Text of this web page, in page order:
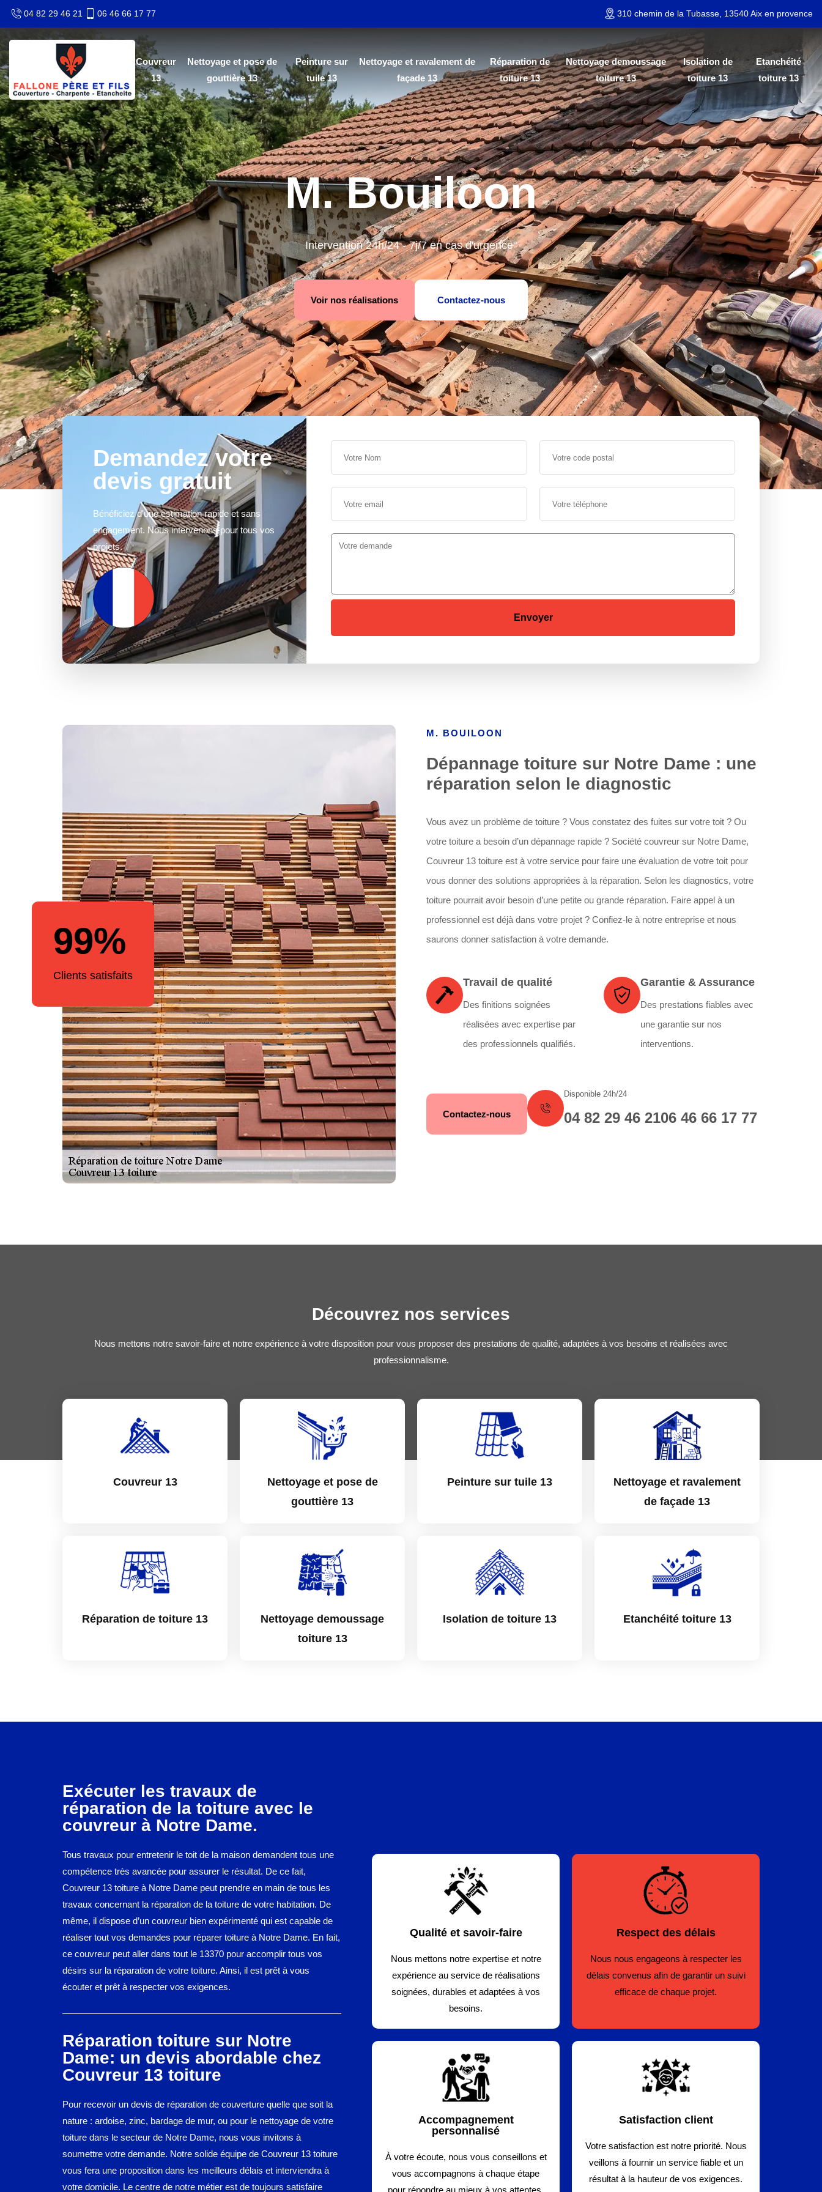
04 82 29 46 21 06 46 66 17 77 310 chemin de la Tubasse, 13540 Aix en provence
Couvreur
13
Nettoyage et pose de
gouttière 13
Peinture sur
tuile 13
Nettoyage et ravalement de
façade 13
Réparation de
toiture 13
Nettoyage demoussage
toiture 13
Isolation de
toiture 13
Etanchéité
toiture 13
M. Bouiloon
Intervention 24h/24 - 7j/7 en cas d'urgence"
Voir nos réalisations Contactez-nous
Demandez votre
devis gratuit
Bénéficiez d'une estimation rapide et sans
engagement. Nous intervenons pour tous vos
projets.
99%
Clients satisfaits
M. BOUILOON
Dépannage toiture sur Notre Dame : une
réparation selon le diagnostic
Vous avez un problème de toiture ? Vous constatez des fuites sur votre toit ? Ou
votre toiture a besoin d’un dépannage rapide ? Société couvreur sur Notre Dame,
Couvreur 13 toiture est à votre service pour faire une évaluation de votre toit pour
vous donner des solutions appropriées à la réparation. Selon les diagnostics, votre
toiture pourrait avoir besoin d’une petite ou grande réparation. Faire appel à un
professionnel est déjà dans votre projet ? Confiez-le à notre entreprise et nous
saurons donner satisfaction à votre demande.
Travail de qualité
Des finitions soignées
réalisées avec expertise par
des professionnels qualifiés.
Garantie & Assurance
Des prestations fiables avec
une garantie sur nos
interventions.
Contactez-nous
Disponible 24h/24
04 82 29 46 2106 46 66 17 77
Découvrez nos services
Nous mettons notre savoir-faire et notre expérience à votre disposition pour vous proposer des prestations de qualité, adaptées à vos besoins et réalisées avec
professionnalisme.
Couvreur 13
Nettoyage et pose de
gouttière 13
Peinture sur tuile 13
Nettoyage et ravalement
de façade 13
Réparation de toiture 13
Nettoyage demoussage
toiture 13
Isolation de toiture 13 Etanchéité toiture 13
Exécuter les travaux de
réparation de la toiture avec le
couvreur à Notre Dame.
Tous travaux pour entretenir le toit de la maison demandent tous une
compétence très avancée pour assurer le résultat. De ce fait,
Couvreur 13 toiture à Notre Dame peut prendre en main de tous les
travaux concernant la réparation de la toiture de votre habitation. De
même, il dispose d’un couvreur bien expérimenté qui est capable de
réaliser tout vos demandes pour réparer toiture à Notre Dame. En fait,
ce couvreur peut aller dans tout le 13370 pour accomplir tous vos
désirs sur la réparation de votre toiture. Ainsi, il est prêt à vous
écouter et prêt à respecter vos exigences.
Réparation toiture sur Notre
Dame: un devis abordable chez
Couvreur 13 toiture
Pour recevoir un devis de réparation de couverture quelle que soit la
nature : ardoise, zinc, bardage de mur, ou pour le nettoyage de votre
toiture dans le secteur de Notre Dame, nous vous invitons à
soumettre votre demande. Notre solide équipe de Couvreur 13 toiture
vous fera une proposition dans les meilleurs délais et interviendra à
votre domicile. Le centre de notre métier est de toujours satisfaire
Qualité et savoir-faire
Nous mettons notre expertise et notre
expérience au service de réalisations
soignées, durables et adaptées à vos
besoins.
Respect des délais
Nous nous engageons à respecter les
délais convenus afin de garantir un suivi
efficace de chaque projet.
Accompagnement
personnalisé
À votre écoute, nous vous conseillons et
vous accompagnons à chaque étape
pour répondre au mieux à vos attentes.
Satisfaction client
Votre satisfaction est notre priorité. Nous
veillons à fournir un service fiable et un
résultat à la hauteur de vos exigences.